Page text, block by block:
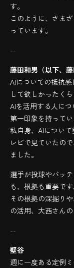
す。
このように、さま
っています。
--
藤田和男（以下、藤
AIについての抵抗
して欲しかったくら
AIを活用する人に
第一印象を持ってい
私自身、AIについ
レビで見ていたの
ました。
選手が投球やバッ
も、根拠も重要です
その根拠の深掘り
の活用、大西さん
--
壁谷
週に一度ある定例